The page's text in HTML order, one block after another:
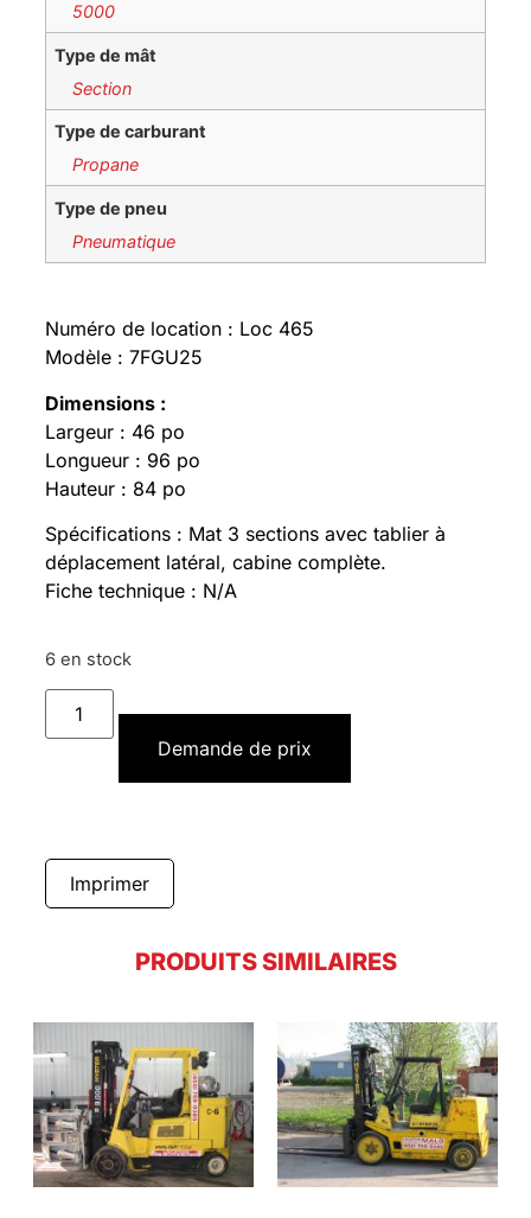
5000
Type de mât
Section
Type de carburant
Propane
Type de pneu
Pneumatique
Numéro de location : Loc 465
Modèle : 7FGU25
Dimensions :
Largeur : 46 po
Longueur : 96 po
Hauteur : 84 po
Spécifications : Mat 3 sections avec tablier à
déplacement latéral, cabine complète.
Fiche technique : N/A
6 en stock
Demande de prix
Imprimer
PRODUITS SIMILAIRES